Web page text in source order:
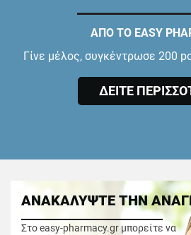
ΑΠΟ ΤΟ EASY
Γίνε μέλος, συγκέντρωσε 200
ΔΕΙΤΕ
ΑΝΑΚΑΛΥΨΤΕ ΤΗΝ
Στο easy-pharmacy.gr μπορείτε να